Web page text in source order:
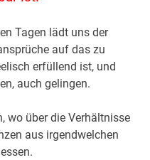
Tagen lädt uns der
auf das zu
erfüllend ist, und
auch gelingen.
wo über die Verhältnisse
aus irgendwelchen